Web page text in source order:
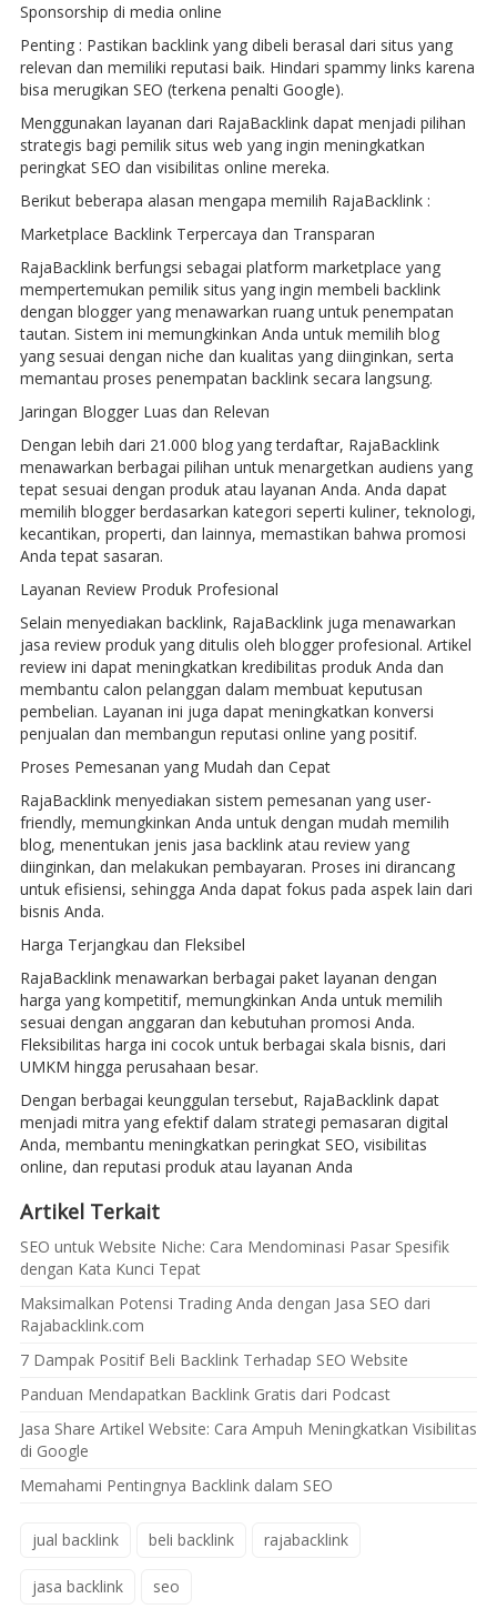
Sponsorship di media online
Penting : Pastikan backlink yang dibeli berasal dari situs yang
relevan dan memiliki reputasi baik. Hindari spammy links karena
bisa merugikan SEO (terkena penalti Google).
Menggunakan layanan dari RajaBacklink dapat menjadi pilihan
strategis bagi pemilik situs web yang ingin meningkatkan
peringkat SEO dan visibilitas online mereka.
Berikut beberapa alasan mengapa memilih RajaBacklink :
Marketplace Backlink Terpercaya dan Transparan
RajaBacklink berfungsi sebagai platform marketplace yang
mempertemukan pemilik situs yang ingin membeli backlink
dengan blogger yang menawarkan ruang untuk penempatan
tautan. Sistem ini memungkinkan Anda untuk memilih blog
yang sesuai dengan niche dan kualitas yang diinginkan, serta
memantau proses penempatan backlink secara langsung.
Jaringan Blogger Luas dan Relevan
Dengan lebih dari 21.000 blog yang terdaftar, RajaBacklink
menawarkan berbagai pilihan untuk menargetkan audiens yang
tepat sesuai dengan produk atau layanan Anda. Anda dapat
memilih blogger berdasarkan kategori seperti kuliner, teknologi,
kecantikan, properti, dan lainnya, memastikan bahwa promosi
Anda tepat sasaran.
Layanan Review Produk Profesional
Selain menyediakan backlink, RajaBacklink juga menawarkan
jasa review produk yang ditulis oleh blogger profesional. Artikel
review ini dapat meningkatkan kredibilitas produk Anda dan
membantu calon pelanggan dalam membuat keputusan
pembelian. Layanan ini juga dapat meningkatkan konversi
penjualan dan membangun reputasi online yang positif.
Proses Pemesanan yang Mudah dan Cepat
RajaBacklink menyediakan sistem pemesanan yang user-
friendly, memungkinkan Anda untuk dengan mudah memilih
blog, menentukan jenis jasa backlink atau review yang
diinginkan, dan melakukan pembayaran. Proses ini dirancang
untuk efisiensi, sehingga Anda dapat fokus pada aspek lain dari
bisnis Anda.
Harga Terjangkau dan Fleksibel
RajaBacklink menawarkan berbagai paket layanan dengan
harga yang kompetitif, memungkinkan Anda untuk memilih
sesuai dengan anggaran dan kebutuhan promosi Anda.
Fleksibilitas harga ini cocok untuk berbagai skala bisnis, dari
UMKM hingga perusahaan besar.
Dengan berbagai keunggulan tersebut, RajaBacklink dapat
menjadi mitra yang efektif dalam strategi pemasaran digital
Anda, membantu meningkatkan peringkat SEO, visibilitas
online, dan reputasi produk atau layanan Anda
Artikel Terkait
SEO untuk Website Niche: Cara Mendominasi Pasar Spesifik
dengan Kata Kunci Tepat
Maksimalkan Potensi Trading Anda dengan Jasa SEO dari
Rajabacklink.com
7 Dampak Positif Beli Backlink Terhadap SEO Website
Panduan Mendapatkan Backlink Gratis dari Podcast
Jasa Share Artikel Website: Cara Ampuh Meningkatkan Visibilitas
di Google
Memahami Pentingnya Backlink dalam SEO
jual backlink beli backlink rajabacklink
jasa backlink seo